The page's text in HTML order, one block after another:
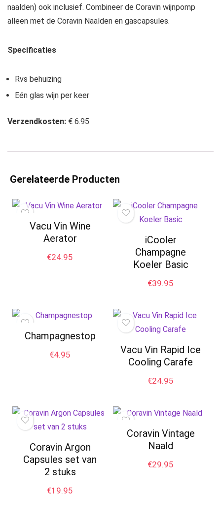
naalden) ook inclusief. Combineer de Coravin wijnpomp
alleen met de Coravin Naalden en gascapsules.
Specificaties
Rvs behuizing
Eén glas wijn per keer
Verzendkosten: € 6.95
Gerelateerde Producten
Vacu Vin Wine
Aerator
€24.95
iCooler
Champagne
Koeler Basic
€39.95
Champagnestop
€4.95
Vacu Vin Rapid Ice
Cooling Carafe
€24.95
Coravin Argon
Capsules set van
2 stuks
€19.95
Coravin Vintage
Naald
€29.95